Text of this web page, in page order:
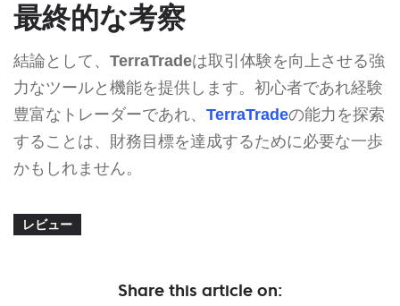
最終的な考察
結論として、 TerraTradeは取引体験を向上させる強
力なツールと機能を提供します。初心者であれ経験
豊富なトレーダーであれ、 TerraTradeの能力を探索
することは、財務目標を達成するために必要な一歩
かもしれません。
レビュー
Share this article on: